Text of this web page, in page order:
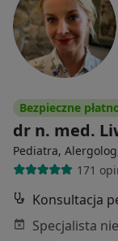
Bezpieczne
dr n. med.
Pediatra,
171
Konsultacja